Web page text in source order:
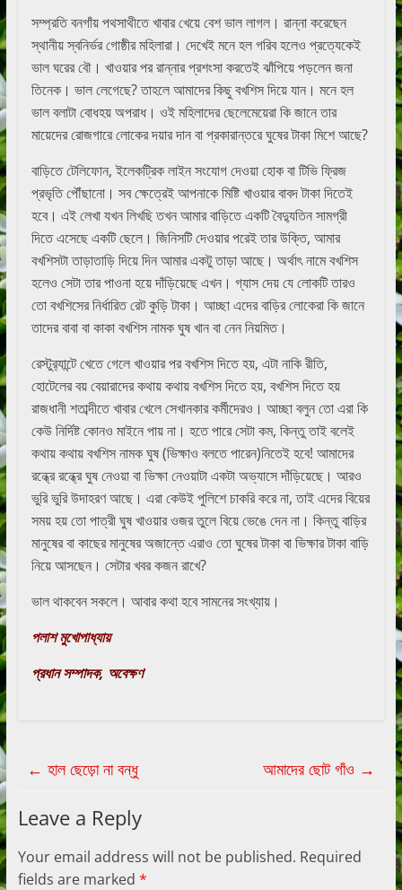
সম্প্রতি বনগাঁয় পথসাথীতে খাবার খেয়ে বেশ ভাল লাগল। রান্না করেছেন
স্থানীয় স্বনির্ভর গোষ্ঠীর মহিলারা। দেখেই মনে হল গরিব হলেও প্রত্যেকেই
ভাল ঘরের বৌ। খাওয়ার পর রান্নার প্রশংসা করতেই ঝাঁপিয়ে পড়লেন জনা
তিনেক। ভাল লেগেছে? তাহলে আমাদের কিছু বখশিস দিয়ে যান। মনে হল
ভাল বলাটা বোধহয় অপরাধ। ওই মহিলাদের ছেলেমেয়েরা কি জানে তার
মায়েদের রোজগারে লোকের দয়ার দান বা প্রকারান্তরে ঘুষের টাকা মিশে আছে?
বাড়িতে টেলিফোন, ইলেকট্রিক লাইন সংযোগ দেওয়া হোক বা টিভি ফ্রিজ
প্রভৃতি পৌঁছানো। সব ক্ষেত্রেই আপনাকে মিষ্টি খাওয়ার বাবদ টাকা দিতেই
হবে। এই লেখা যখন লিখছি তখন আমার বাড়িতে একটি বৈদ্যুতিন সামগ্রী
দিতে এসেছে একটি ছেলে। জিনিসটি দেওয়ার পরেই তার উক্তি, আমার
বখশিসটা তাড়াতাড়ি দিয়ে দিন আমার একটু তাড়া আছে। অর্থাৎ নামে বখশিস
হলেও সেটা তার পাওনা হয়ে দাঁড়িয়েছে এখন। গ্যাস দেয় যে লোকটি তারও
তো বখশিসের নির্ধারিত রেট কুড়ি টাকা। আচ্ছা এদের বাড়ির লোকেরা কি জানে
তাদের বাবা বা কাকা বখশিস নামক ঘুষ খান বা নেন নিয়মিত।
রেস্টুর‍্যান্টে খেতে গেলে খাওয়ার পর বখশিস দিতে হয়, এটা নাকি রীতি,
হোটেলের বয় বেয়ারাদের কথায় কথায় বখশিস দিতে হয়, বখশিস দিতে হয়
রাজধানী শতাব্দীতে খাবার খেলে সেখানকার কর্মীদেরও। আচ্ছা বলুন তো এরা কি
কেউ নির্দিষ্ট কোনও মাইনে পায় না। হতে পারে সেটা কম, কিন্তু তাই বলেই
কথায় কথায় বখশিস নামক ঘুষ (ভিক্ষাও বলতে পারেন)নিতেই হবে! আমাদের
রন্ধ্রে রন্ধ্রে ঘুষ নেওয়া বা ভিক্ষা নেওয়াটা একটা অভ্যাসে দাঁড়িয়েছে। আরও
ভুরি ভুরি উদাহরণ আছে। এরা কেউই পুলিশে চাকরি করে না, তাই এদের বিয়ের
সময় হয় তো পাত্রী ঘুষ খাওয়ার ওজর তুলে বিয়ে ভেঙে দেন না। কিন্তু বাড়ির
মানুষের বা কাছের মানুষের অজান্তে এরাও তো ঘুষের টাকা বা ভিক্ষার টাকা বাড়ি
নিয়ে আসছেন। সেটার খবর কজন রাখে?
ভাল থাকবেন সকলে। আবার কথা হবে সামনের সংখ্যায়।
পলাশ মুখোপাধ্যায়
প্রধান সম্পাদক, অবেক্ষণ
← হাল ছেড়ো না বন্ধু আমাদের ছোট গাঁও →
Leave a Reply
Your email address will not be published. Required
fields are marked *